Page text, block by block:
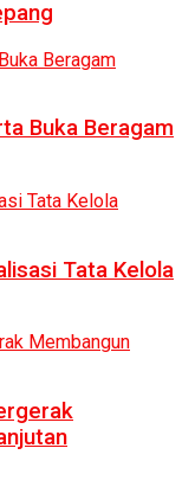
Buka Beragam
Tata Kelola